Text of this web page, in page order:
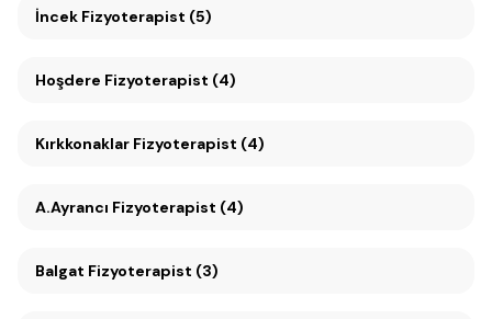
İncek Fizyoterapist (5)
Hoşdere Fizyoterapist (4)
Kırkkonaklar Fizyoterapist (4)
A.Ayrancı Fizyoterapist (4)
Balgat Fizyoterapist (3)